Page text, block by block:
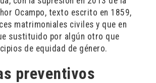
Ocampo, texto escrito en 1859,
matrimoniales civiles y que en
sustituido por algún otro que
de equidad de género.
preventivos